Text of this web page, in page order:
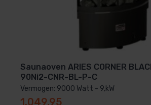
Saunaoven ARIES CORNER
90Ni2-CNR-BL-P-C
Vermogen: 9000 Watt - 9,kW
1.049,95